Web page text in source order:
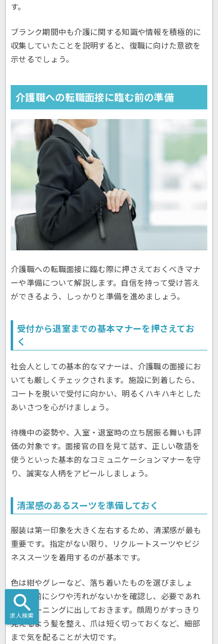
す。
ブランク期間中も介護に関する知識や情報を積極的に
収集していたことを説明すると、復職に向けた意欲を
示せるでしょう。
介護職への転職面接に臨む前の準備
介護職への転職面接に臨む際に押さえておくべきマナ
ーや準備について解説します。自信を持って受け答え
ができるよう、しっかりと準備を進めましょう。
受付から退室までの基本マナーを押さえてお
く
社会人としての基本的なマナーは、介護職の面接にお
いても厳しくチェックされます。施設に到着したら、
コートを脱いで受付に向かい、明るくハキハキとした
あいさつを心がけましょう。
待機中の姿勢や、入室・退室時の立ち居振る舞いも評
価の対象です。面接官の目を見て話す、正しい敬語を
使うといった基本的なコミュニケーションマナーを守
り、誠実な人柄をアピールしましょう。
清潔感のあるスーツを準備しておく
服装は第一印象を大きく左右するため、清潔感が最も
重要です。指定がない限り、リクルートスーツやビジ
ネススーツを着用するのが基本です。
色は紺やグレーなど、落ち着いたものを選びましょ
う。事前にシワや汚れがないかを確認し、必要であれ
ばクリーニングに出しておきます。顔周りがすっきり
見えるよう髪を整え、爪は短く切っておくなど、細部
まで気を配ることが大切です。
求人検索